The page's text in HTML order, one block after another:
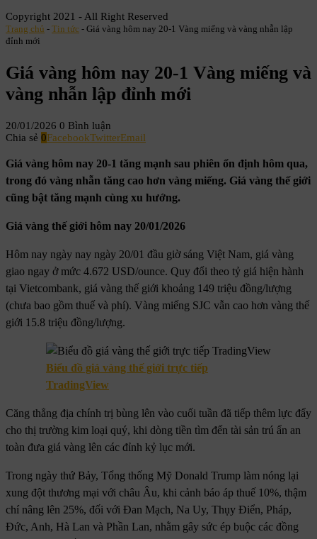
Copyright 2021 - All Right Reserved
Trang chủ - Tin tức - Giá vàng hôm nay 20-1 Vàng miếng và vàng nhẫn lập
đỉnh mới
Giá vàng hôm nay 20-1 Vàng miếng và
vàng nhẫn lập đỉnh mới
20/01/2026 0 Bình luận
Chia sẻ 0FacebookTwitterEmail
Giá vàng hôm nay 20-1 tăng mạnh sau phiên ổn định hôm qua,
trong đó vàng nhẫn tăng cao hơn vàng miếng. Giá vàng thế giới
cũng bật tăng mạnh cùng xu hướng.
Giá vàng thế giới hôm nay 20/01/2026
Hôm nay ngày nay ngày 20/01 đầu giờ sáng Việt Nam, giá vàng
giao ngay ở mức 4.672 USD/ounce. Quy đổi theo tỷ giá hiện hành
tại Vietcombank, giá vàng thế giới khoảng 149 triệu đồng/lượng
(chưa bao gồm thuế và phí). Vàng miếng SJC vẫn cao hơn vàng thế
giới 15.8 triệu đồng/lượng.
Biểu đồ giá vàng thế giới trực tiếp
TradingView
Căng thẳng địa chính trị bùng lên vào cuối tuần đã tiếp thêm lực đẩy
cho thị trường kim loại quý, khi dòng tiền tìm đến tài sản trú ẩn an
toàn đưa giá vàng lên các đỉnh kỷ lục mới.
Trong ngày thứ Bảy, Tổng thống Mỹ Donald Trump làm nóng lại
xung đột thương mại với châu Âu, khi cảnh báo áp thuế 10%, thậm
chí nâng lên 25%, đối với Đan Mạch, Na Uy, Thụy Điển, Pháp,
Đức, Anh, Hà Lan và Phần Lan, nhằm gây sức ép buộc các đồng